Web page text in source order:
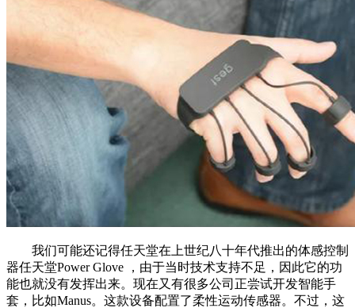
我们可能还记得任天堂在上世纪八十年代推出的体感控制
器任天堂Power Glove ，由于当时技术支持不足，因此它的功
能也就没有发挥出来。现在又有很多公司正尝试开发智能手
套，比如Manus。这款设备配置了柔性运动传感器。不过，这